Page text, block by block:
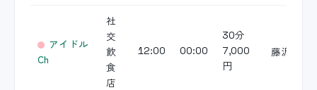
アイドル
Ch
社
交
飲
食
店
12:00 00:00
30分
7,000
円
藤沢